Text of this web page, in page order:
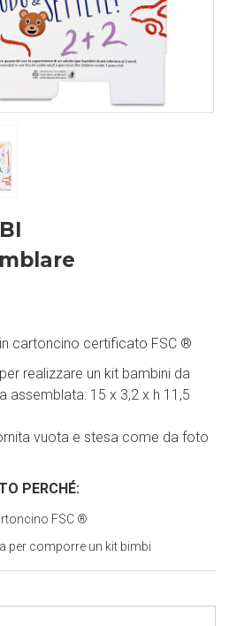
cartoncino certificato FSC ®
realizzare un kit bambini da
assemblata: 15 x 3,2 x h 11,5
vuota e stesa come da foto
PERCHÉ:
FSC ®
per comporre un kit bimbi